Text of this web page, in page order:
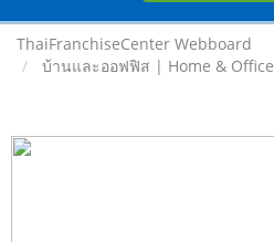
ThaiFranchiseCenter Webboard
บ้านและออฟฟิส | Home & Office